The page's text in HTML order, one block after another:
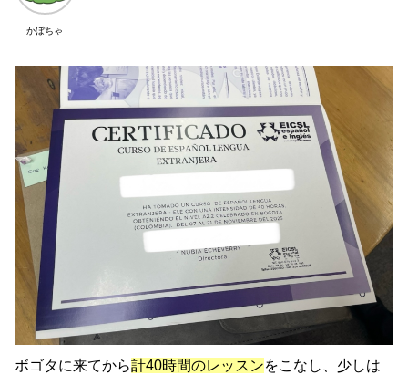
かぼちゃ
ボゴタに来てから計40時間のレッスンをこなし、少しは